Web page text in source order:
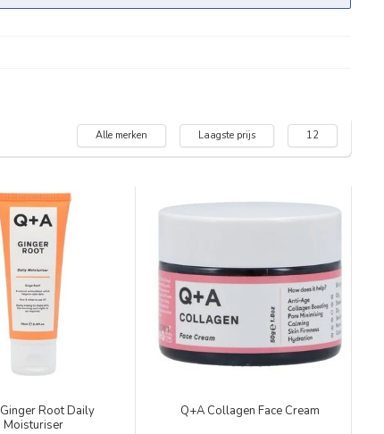
Alle merken Laagste prijs 12
Root Daily
Moisturiser
Q+A Collagen Face Cream